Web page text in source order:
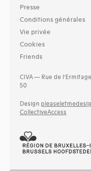
Presse
Conditions générales
Vie privée
Cookies
Friends
CIVA — Rue de
50
Design
CollectiveAccess